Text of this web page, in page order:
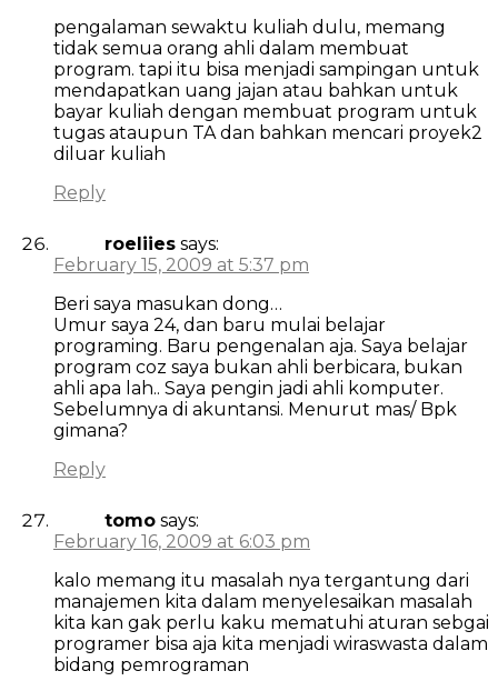
pengalaman sewaktu kuliah dulu, memang
tidak semua orang ahli dalam membuat
program. tapi itu bisa menjadi sampingan untuk
mendapatkan uang jajan atau bahkan untuk
bayar kuliah dengan membuat program untuk
tugas ataupun TA dan bahkan mencari proyek2
diluar kuliah
Reply
roeliies says:
February 15, 2009 at 5:37 pm
Beri saya masukan dong…
Umur saya 24, dan baru mulai belajar
programing. Baru pengenalan aja. Saya belajar
program coz saya bukan ahli berbicara, bukan
ahli apa lah.. Saya pengin jadi ahli komputer.
Sebelumnya di akuntansi. Menurut mas/ Bpk
gimana?
Reply
tomo says:
February 16, 2009 at 6:03 pm
kalo memang itu masalah nya tergantung dari
manajemen kita dalam menyelesaikan masalah
kita kan gak perlu kaku mematuhi aturan sebgai
programer bisa aja kita menjadi wiraswasta dalam
bidang pemrograman